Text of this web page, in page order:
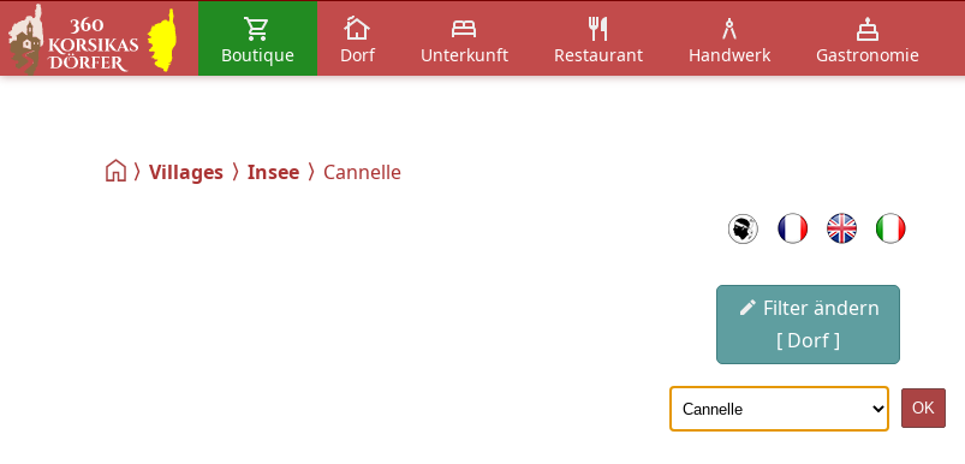
Boutique Dorf Unterkunft Restaurant Handwerk Gastronomie
Villages Insee Cannelle
Filter ändern
[ Dorf ]